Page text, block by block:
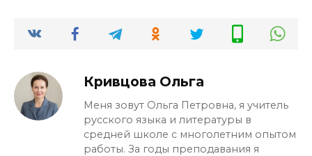
запятой нет. «Мой, новый друг» — так не
пишут, это ошибка. Местоимение и
разному.
Кривцова Ольга
Меня зовут Ольга Петровна, я учитель
русского языка и литературы в
средней школе с многолетним опытом
работы. За годы преподавания я